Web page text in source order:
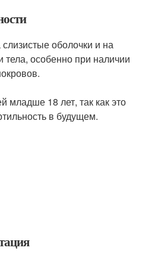
оболочки и на
особенно при наличии
младше 18 лет, так как это
в будущем.